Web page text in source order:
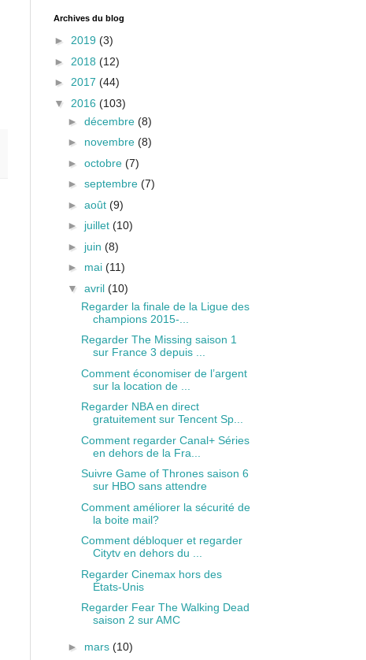
Archives du blog
► 2019 (3)
► 2018 (12)
► 2017 (44)
▼ 2016 (103)
► décembre (8)
► novembre (8)
► octobre (7)
► septembre (7)
► août (9)
► juillet (10)
► juin (8)
► mai (11)
▼ avril (10)
Regarder la finale de la Ligue des
champions 2015-...
Regarder The Missing saison 1
sur France 3 depuis ...
Comment économiser de l’argent
sur la location de ...
Regarder NBA en direct
gratuitement sur Tencent Sp...
Comment regarder Canal+ Séries
en dehors de la Fra...
Suivre Game of Thrones saison 6
sur HBO sans attendre
Comment améliorer la sécurité de
la boite mail?
Comment débloquer et regarder
Citytv en dehors du ...
Regarder Cinemax hors des
États-Unis
Regarder Fear The Walking Dead
saison 2 sur AMC
► mars (10)